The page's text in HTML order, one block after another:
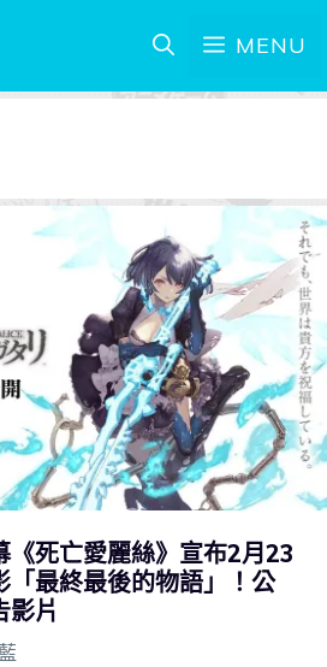
MENU
《死亡愛麗絲》宣布2月23
「最終最後的物語」！公
影片